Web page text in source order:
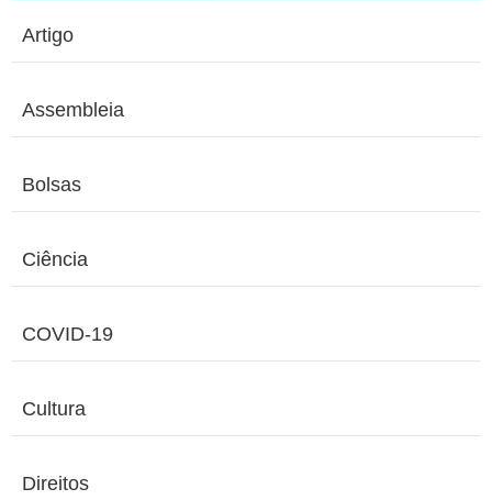
Artigo
Assembleia
Bolsas
Ciência
COVID-19
Cultura
Direitos